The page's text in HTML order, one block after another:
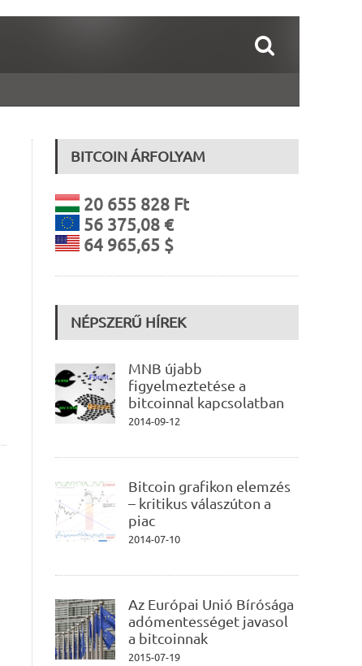
BITCOIN ÁRFOLYAM
20 655 828 Ft
56 375,08 €
64 965,65 $
NÉPSZERŰ HÍREK
MNB újabb
figyelmeztetése a
bitcoinnal kapcsolatban
2014-09-12
Bitcoin grafikon elemzés
– kritikus válaszúton a
piac
2014-07-10
Az Európai Unió Bírósága
adómentességet javasol
a bitcoinnak
2015-07-19